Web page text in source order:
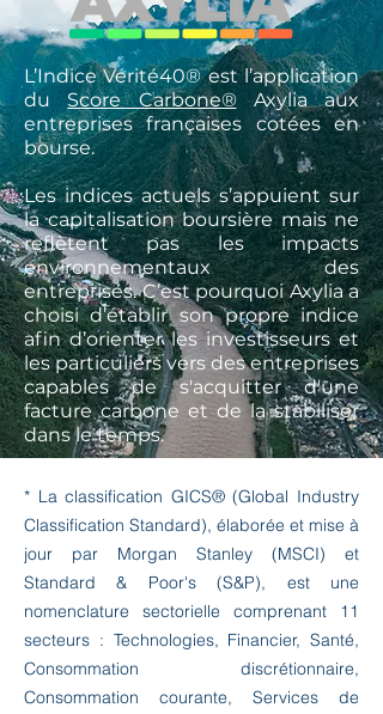
L’Indice Vérité40® est l’application
duScore Carbone®Axylia aux
entreprises françaises cotées en
bourse.
Les indices actuels s’appuient sur
la capitalisation boursière mais ne
reflètent pas les impacts
environnementaux des
entreprises. C’est pourquoi Axylia a
choisi d’établir son propre indice
afin d’orienter les investisseurs et
les particuliers vers des entreprises
capables de s'acquitter d'une
facture carbone et de la stabiliser
dans le temps.
* La classification GICS® (Global Industry
Classification Standard), élaborée et mise à
jour par Morgan Stanley (MSCI) et
Standard & Poor's (S&P), est une
nomenclature sectorielle comprenant 11
secteurs : Technologies, Financier, Santé,
Consommation discrétionnaire,
Consommation courante, Services de